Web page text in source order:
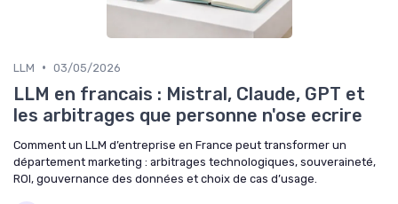
LLM • 03/05/2026
LLM en francais : Mistral, Claude, GPT et
les arbitrages que personne n'ose ecrire
Comment un LLM d’entreprise en France peut transformer un
département marketing : arbitrages technologiques, souveraineté,
ROI, gouvernance des données et choix de cas d’usage.